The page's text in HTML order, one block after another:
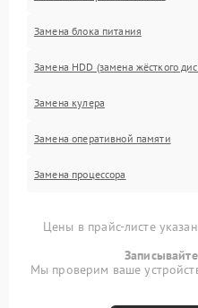
Замена блока питания
Замена HDD (замена жёсткого
Замена кулера
Замена оперативной памяти
Замена процессора
Цены в прайс-листе
Мы проверим ваше